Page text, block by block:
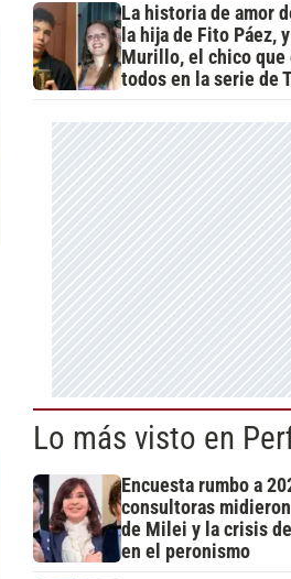
La historia de amor
la hija de Fito Páez,
Murillo, el chico que
todos en la serie de
Lo más visto en
Encuesta rumbo a
consultoras
de Milei y la crisis
en el peronismo